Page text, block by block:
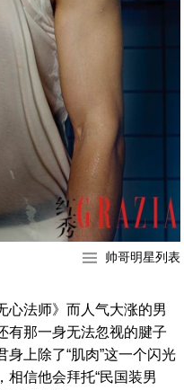
帅哥明星列表
心法师》而人气大涨的男
有那一身无法忽视的腱子
上除了“肌肉”这一个闪光
相信他会拜托“民国装男